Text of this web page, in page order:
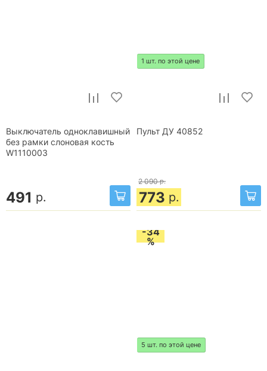
Выключатель одноклавишный
без рамки слоновая кость
W1110003
491 р.
1 шт. по этой цене
Пульт ДУ 40852
2 090 р.
773 р.
-34
%
5 шт. по этой цене